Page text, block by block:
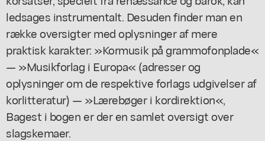
ledsages instrumentalt. Desuden finder man en
række oversigter med oplysninger af mere
praktisk karakter: »Kormusik på grammofonplade«
— »Musikforlag i Europa« (adresser og
oplysninger om de respektive forlags udgivelser af
korlitteratur) — »Lærebøger i kordirektion«,
Bagest i bogen er der en samlet oversigt over
slagskemaer.